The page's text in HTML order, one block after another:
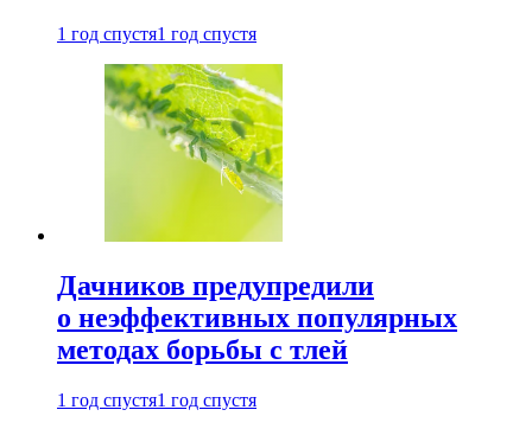
1 год спустя1 год спустя
Дачников предупредили
о неэффективных популярных
методах борьбы с тлей
1 год спустя1 год спустя